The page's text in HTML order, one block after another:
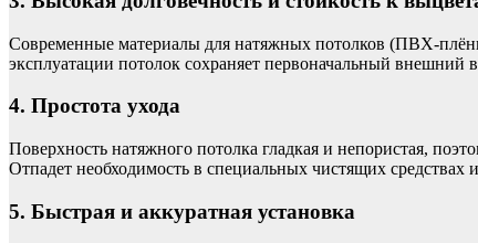
Современные материалы для натяжных потолков (ПВХ-
эксплуатации потолок сохраняет первоначальный внешний
4. Простота ухода
Поверхность натяжного потолка гладкая и непористая,
Отпадет необходимость в специальных чистящих
5. Быстрая и аккуратная установка